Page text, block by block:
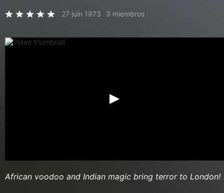
27 juin 1973 3 miembros
African voodoo and Indian magic bring terror to London!